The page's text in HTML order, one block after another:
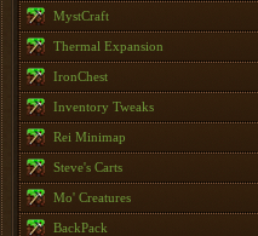
MystCraft
Thermal Expansion
IronChest
Inventory Tweaks
Rei Minimap
Steve's Carts
Mo' Creatures
BackPack